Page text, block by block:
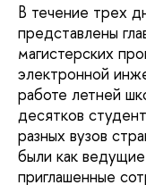
В течение трех
представлены
магистерских
электронной
работе летней
десятков
разных вузов
были как
приглашенные